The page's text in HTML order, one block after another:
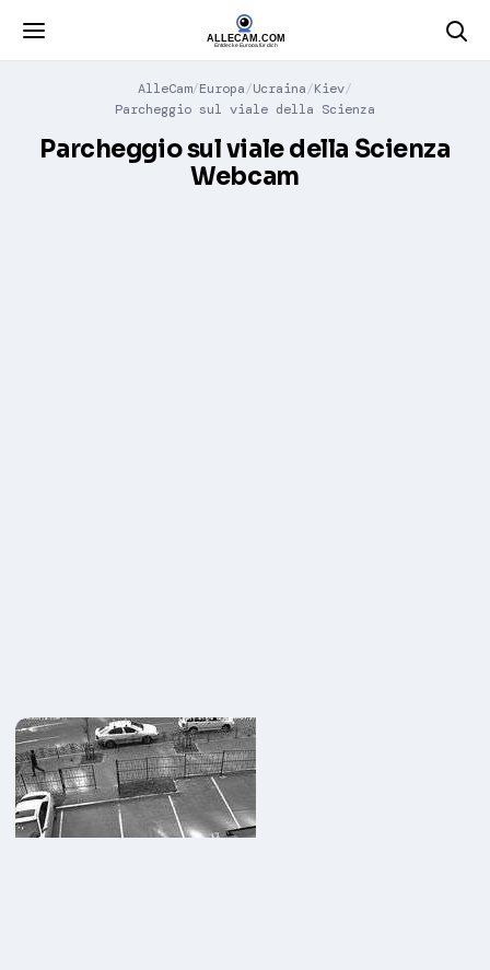
AlleCam Europa Ucraina Kiev
Parcheggio sul viale della Scienza
Parcheggio sul viale della Scienza
Webcam